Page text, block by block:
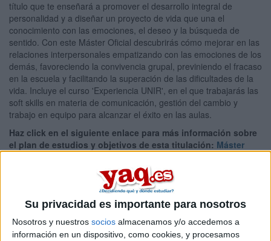
Su privacidad es importante para nosotros
Nosotros y nuestros socios almacenamos y/o accedemos a
información en un dispositivo, como cookies, y procesamos
título que te enseñará a promover el desarrollo integral de
personalidad y a diseñar un proyecto de vida que una el
conocimiento con las emociones, el deseo y la búsqueda de
sentido. Con este Máster Oficial descubrirás cómo mejorar en las
relaciones interpersonales empatizando con las emociones de los
demás, favoreciendo la convivencia grupal, previniendo el fracaso
en la escuela y facilitando la superación de las dificultades de la
vida. Incluye el curso 'Experiencia UNIR', en el que trabajarás las
soft skills en materia de comunicación, gestión del cambio y
trabajo en equipo para alcanzar el éxito en las aulas.
Haz click en el siguiente enlace para más información sobre
el plan de estudios y objetivos de esta titulación: Máster
Máster
Modalidad:
Online
Precio:
Consultar precio